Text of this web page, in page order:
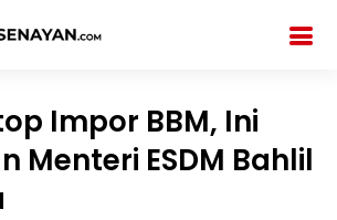
Impor BBM, Ini
Menteri ESDM Bahlil